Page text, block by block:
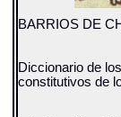
BARRIOS DE
Diccionario de
constitutivos de